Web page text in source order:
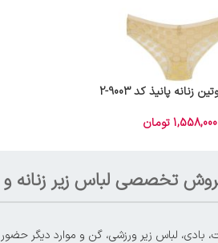
پانیذ کد 9003-2
1,558,000 تومان
فروش تخصصی لباس زیر زنانه و